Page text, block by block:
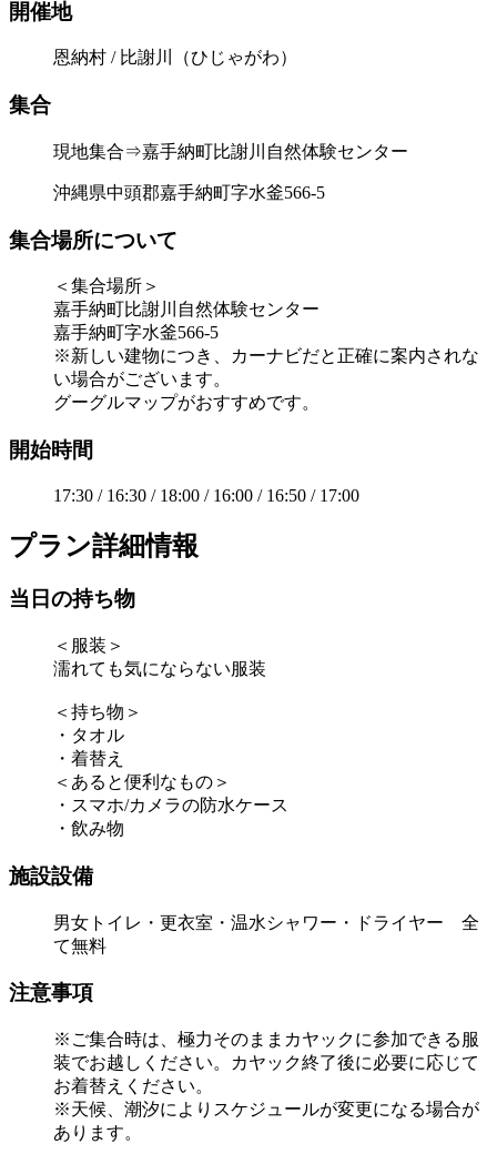
開催地
恩納村 / 比謝川（ひじゃがわ）
集合
現地集合⇒嘉手納町比謝川自然体験センター
沖縄県中頭郡嘉手納町字水釜566-5
集合場所について
＜集合場所＞
嘉手納町比謝川自然体験センター
嘉手納町字水釜566-5
※新しい建物につき、カーナビだと正確に案内されな
い場合がございます。
グーグルマップがおすすめです。
開始時間
17:30 / 16:30 / 18:00 / 16:00 / 16:50 / 17:00
プラン詳細情報
当日の持ち物
＜服装＞
濡れても気にならない服装
＜持ち物＞
・タオル
・着替え
＜あると便利なもの＞
・スマホ/カメラの防水ケース
・飲み物
施設設備
男女トイレ・更衣室・温水シャワー・ドライヤー 全
て無料
注意事項
※ご集合時は、極力そのままカヤックに参加できる服
装でお越しください。カヤック終了後に必要に応じて
お着替えください。
※天候、潮汐によりスケジュールが変更になる場合が
あります。